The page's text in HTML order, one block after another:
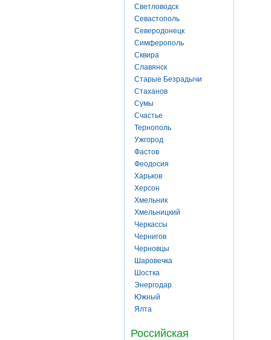
Светловодск
Севастополь
Северодонецк
Симферополь
Сквира
Славянск
Старые Безрадычи
Стаханов
Сумы
Счастье
Тернополь
Ужгород
Фастов
Феодосия
Харьков
Херсон
Хмельник
Хмельницкий
Черкассы
Чернигов
Черновцы
Шаровечка
Шостка
Энергодар
Южный
Ялта
Российская